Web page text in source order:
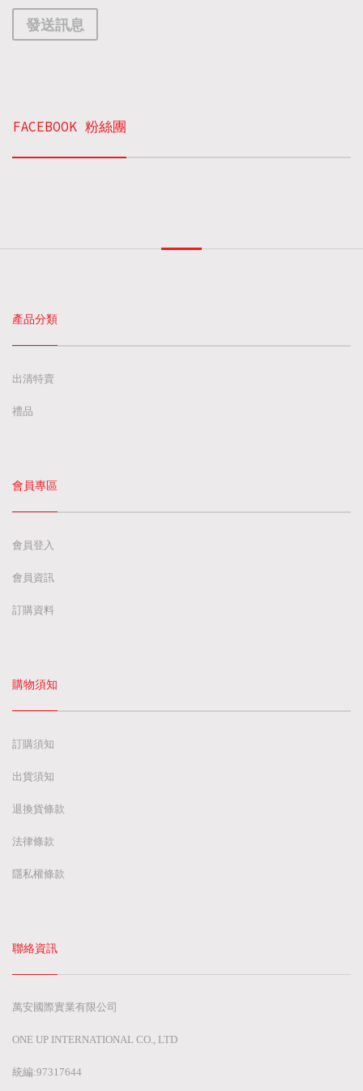
發送訊息
FACEBOOK 粉絲團
產品分類
出清特賣
禮品
會員專區
會員登入
會員資訊
訂購資料
購物須知
訂購須知
出貨須知
退換貨條款
法律條款
隱私權條款
聯絡資訊
萬安國際實業有限公司
ONE UP INTERNATIONAL CO., LTD
統編:97317644